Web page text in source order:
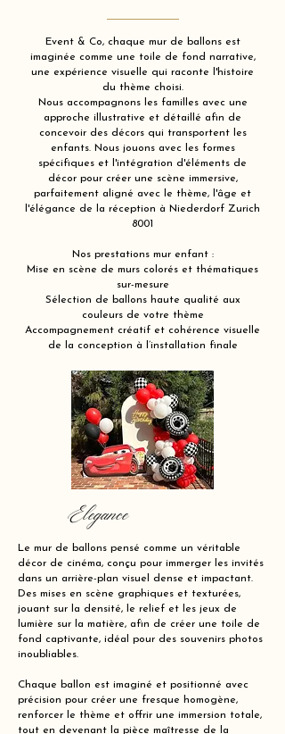
Event & Co, chaque mur de ballons est
imaginée comme une toile de fond narrative,
une expérience visuelle qui raconte l'histoire
du thème choisi.
Nous accompagnons les familles avec une
approche illustrative et détaillé afin de
concevoir des décors qui transportent les
enfants. Nous jouons avec les formes
spécifiques et l'intégration d'éléments de
décor pour créer une scène immersive,
parfaitement aligné avec le thème, l'âge et
l'élégance de la réception à Niederdorf Zurich
8001
Nos prestations mur enfant :
Mise en scène de murs colorés et thématiques
sur-mesure
Sélection de ballons haute qualité aux
couleurs de votre thème
Accompagnement créatif et cohérence visuelle
de la conception à l’installation finale
Elegance
Le mur de ballons pensé comme un véritable
décor de cinéma, conçu pour immerger les invités
dans un arrière-plan visuel dense et impactant.
Des mises en scène graphiques et texturées,
jouant sur la densité, le relief et les jeux de
lumière sur la matière, afin de créer une toile de
fond captivante, idéal pour des souvenirs photos
inoubliables.
Chaque ballon est imaginé et positionné avec
précision pour créer une fresque homogène,
renforcer le thème et offrir une immersion totale,
tout en devenant la pièce maîtresse de la